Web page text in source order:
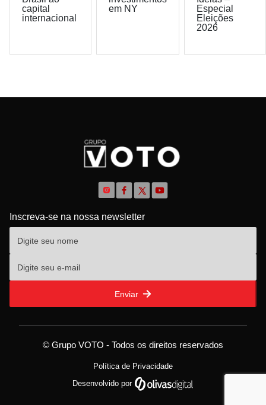
capital
internacional
em NY
Especial
Eleições
2026
Inscreva-se na nossa newsletter
Enviar
© Grupo VOTO - Todos os direitos reservados
Política de Privacidade
Desenvolvido por